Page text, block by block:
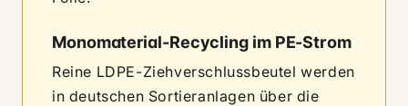
Monomaterial-Recycling im PE-Strom
Reine LDPE-Ziehverschlussbeutel werden
in deutschen Sortieranlagen über die